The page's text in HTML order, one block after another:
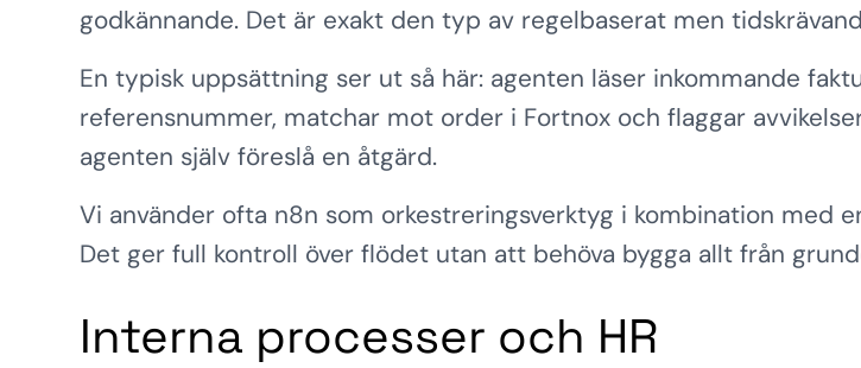
godkännande. Det är exakt den typ av regelbaserat men
En typisk uppsättning ser ut så här: agenten läser inkommande
referensnummer, matchar mot order i Fortnox och flaggar
agenten själv föreslå en åtgärd.
Vi använder ofta n8n som orkestreringsverktyg i kombination med
Det ger full kontroll över flödet utan att behöva bygga allt från
Interna processer och HR